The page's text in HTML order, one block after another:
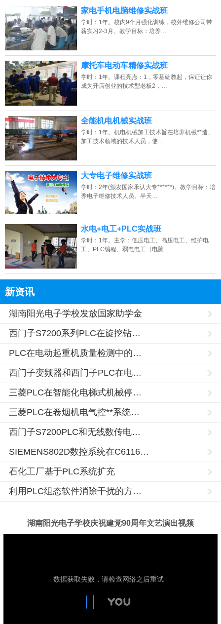
点击免费咨询电话：13807313137
家电手机电脑维修实战班
学时：1年。校内9个月强化训练，校外维修公司带
薪实习2-3月。教学目标：培养…
摩托车电动车精修实战班
学时：1年。课程亮点：1，零基础教起，保证让你
成为开店创业的技术型老板2，…
全能机电机械实战班
学时：1年。机电机械加工技术旨在培养机械**造、
加工技术领域的技术人员，使…
大专电子维修实战班
学时：2年(颁发国家承认大专******)。教学目标：培
养电子维修技术人员。半天…
水电+电工+PLC实战班
学时：1年。主学：低压电工、高压电工、维护电
工、PLC编程、弱电电工（电脑…
新资讯
湖南阳光电子学校发放国家助学金
西门子S7200系列PLC在旋挖钻…
PLC在电动起重机质量检测中的…
西门子变频器和西门子PLC在电…
三菱PLC在智能化电梯式机械停…
三菱PLC在卷烟机电气控**系统…
西门子S7200PLC和无线数传电…
SIEMENS802D数控系统在C6116…
石化工厂基于PLC系统扩充
利用PLC组态软件消除干扰的方…
湖南阳光电子学校庆祝建党90周年文艺演出视频